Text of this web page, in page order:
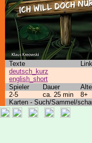
Texte
deutsch_kurz
english_short
Spieler
Dauer
2-5
ca. 25 min 8+
Karten - Such/Sammel/